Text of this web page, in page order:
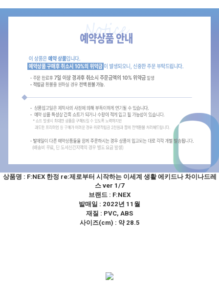
상품명 : F:NEX 한정 re:제로부터 시작하는 이세계 생활 에키드나 차이나드레
스 ver 1/7
브랜드 : F:NEX
발매일 : 2022년 11월
재질 : PVC, ABS
사이즈(cm) : 약 28.5